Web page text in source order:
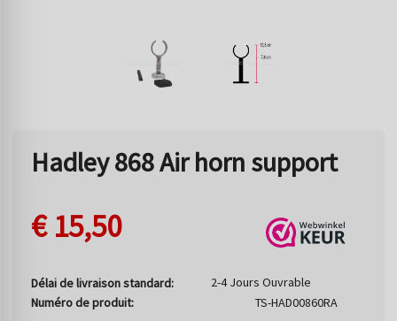
Hadley 868 Air horn support
€ 15,50
Délai de livraison standard:
2-4 Jours Ouvrable
Numéro de produit:
TS-HAD00860RA